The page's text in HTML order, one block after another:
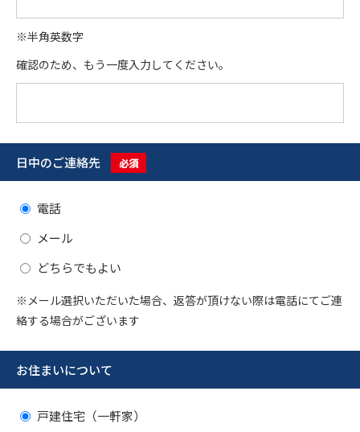
※半角英数字
確認のため、もう一度入力してください。
日中のご連絡先 必須
電話
メール
どちらでもよい
※メール選択いただいた場合、返答が頂けない際は電話にてご連
絡する場合がございます
お住まいについて
戸建住宅（一軒家）